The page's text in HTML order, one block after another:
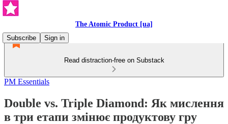
The Atomic Product [ua]
Subscribe
Sign in
Read distraction-free on Substack
PM Essentials
Double vs. Triple Diamond: Як мислення
в три етапи змінює продуктову гру